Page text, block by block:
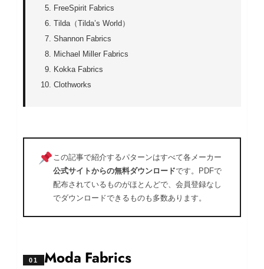
FreeSpirit Fabrics
Tilda（Tilda’s World）
Shannon Fabrics
Michael Miller Fabrics
Kokka Fabrics
Clothworks
この記事で紹介するパターンはすべて各メーカー
公式サイトからの無料ダウンロードです。PDFで
配布されているものがほとんどで、会員登録なし
でダウンロードできるものも多数あります。
01 Moda Fabrics